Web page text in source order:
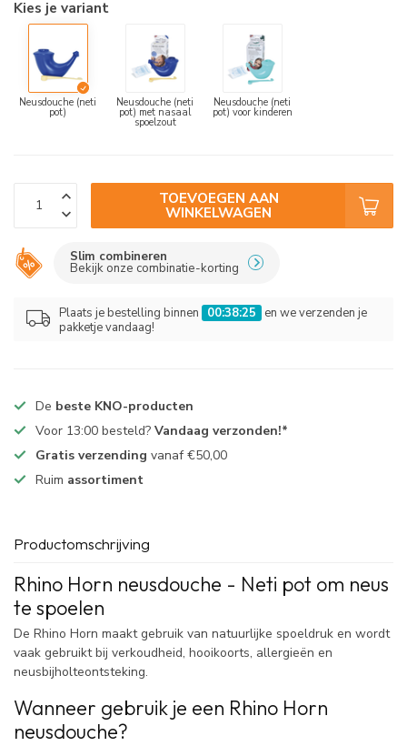
Kies je variant
Neusdouche (neti
pot)
Neusdouche (neti
pot) met nasaal
spoelzout
Neusdouche (neti
pot) voor kinderen
TOEVOEGEN AAN
WINKELWAGEN
Slim combineren
Bekijk onze combinatie-korting
Plaats je bestelling binnen 00:38:25
en we verzenden je
pakketje vandaag!
De beste KNO-producten
Voor 13:00 besteld? Vandaag verzonden!*
Gratis verzending vanaf €50,00
Ruim assortiment
Productomschrijving
Rhino Horn neusdouche - Neti pot om neus
te spoelen
De Rhino Horn maakt gebruik van natuurlijke spoeldruk en wordt
vaak gebruikt bij verkoudheid, hooikoorts, allergieën en
neusbijholteontsteking.
Wanneer gebruik je een Rhino Horn
neusdouche?